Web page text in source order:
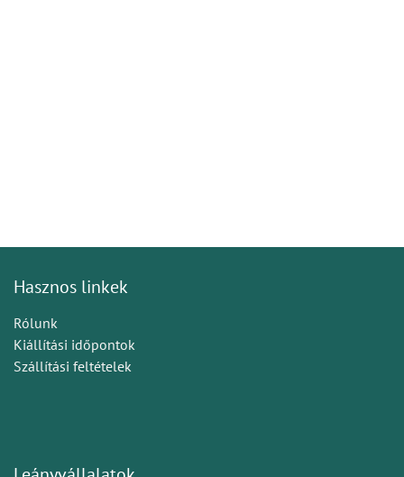
Hasznos linkek
Rólunk
Kiállítási időpontok
Szállítási feltételek